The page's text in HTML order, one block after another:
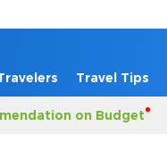
Travel Tips
on Budget